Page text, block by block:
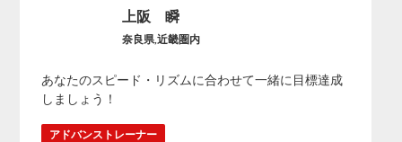
上阪 瞬
奈良県,近畿圏内
あなたのスピード・リズムに合わせて一緒に目標達成
しましょう！
アドバンストレーナー